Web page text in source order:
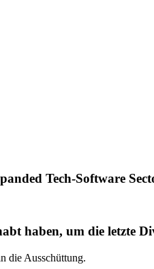
Tech-Software
haben, um die letzte
die Ausschüttung.